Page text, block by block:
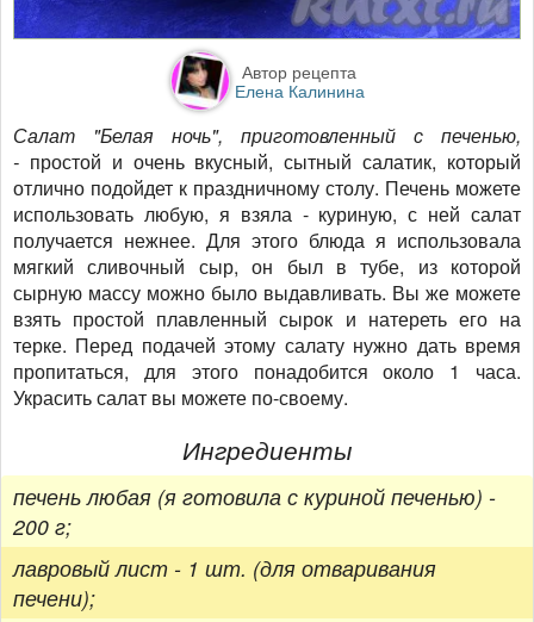
Автор рецепта
Елена Калинина
Салат "Белая ночь", приготовленный с печенью,
- простой и очень вкусный, сытный салатик, который
отлично подойдет к праздничному столу. Печень можете
использовать любую, я взяла - куриную, с ней салат
получается нежнее. Для этого блюда я использовала
мягкий сливочный сыр, он был в тубе, из которой
сырную массу можно было выдавливать. Вы же можете
взять простой плавленный сырок и натереть его на
терке. Перед подачей этому салату нужно дать время
пропитаться, для этого понадобится около 1 часа.
Украсить салат вы можете по-своему.
Ингредиенты
печень любая (я готовила с куриной печенью) -
200 г;
лавровый лист - 1 шт. (для отваривания
печени);